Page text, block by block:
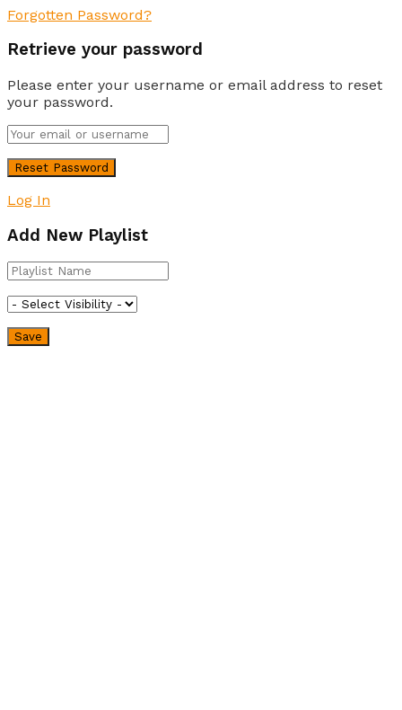
Forgotten Password?
Retrieve your password
Please enter your username or email address to reset
your password.
Log In
Add New Playlist